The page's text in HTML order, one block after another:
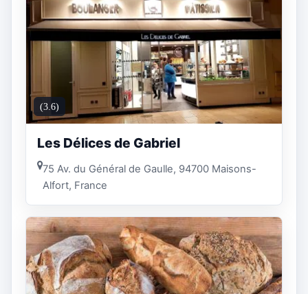
(3.6)
Les Délices de Gabriel
75 Av. du Général de Gaulle, 94700 Maisons-
Alfort, France